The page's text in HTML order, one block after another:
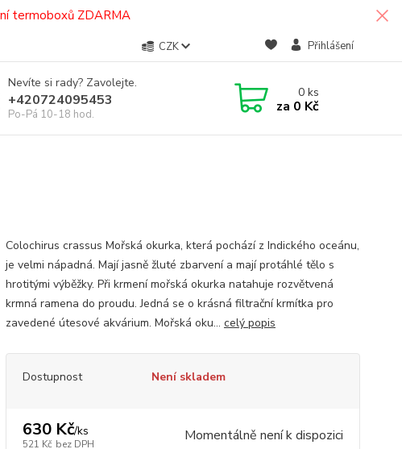
termoboxů ZDARMA
CZK Přihlášení
Nevíte si rady? Zavolejte.
+420724095453
Po-Pá 10-18 hod.
0ks
za 0 Kč
Colochirus crassus Mořská okurka, která pochází z Indického oceánu,
je velmi nápadná. Mají jasně žluté zbarvení a mají protáhlé tělo s
hrotitými výběžky. Při krmení mořská okurka natahuje rozvětvená
krmná ramena do proudu. Jedná se o krásná filtrační krmítka pro
zavedené útesové akvárium. Mořská oku... celý popis
Dostupnost Není skladem
630 Kč/ks
521 Kč bez DPH Momentálně není k dispozici